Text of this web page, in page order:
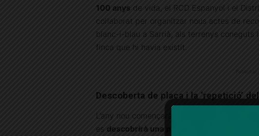
100 anys de vida, el RCD Espanyol i el
col·laborat per organitzar nous actes de
blanc-i-blau a Sarrià, als terrenys coneguts
finca que hi havia existit.
Publicitat
Descoberta de placa i la ‘repetició’
L’any nou començarà pels seguidors
es descobrirà una placa